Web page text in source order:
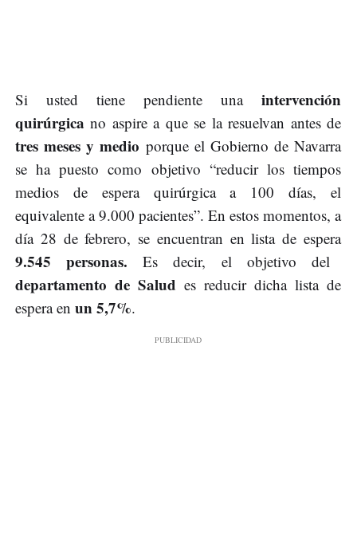
Si usted tiene pendiente una intervención
quirúrgica no aspire a que se la resuelvan antes de
tres meses y medio porque el Gobierno de Navarra
se ha puesto como objetivo “reducir los tiempos
medios de espera quirúrgica a 100 días, el
equivalente a 9.000 pacientes”. En estos momentos, a
día 28 de febrero, se encuentran en lista de espera
9.545 personas. Es decir, el objetivo del
departamento de Salud es reducir dicha lista de
espera en un 5,7%.